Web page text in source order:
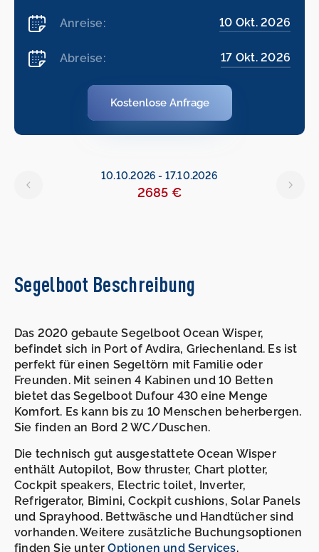
Anreise: 10 Okt. 2026
Abreise: 17 Okt. 2026
Kostenlose Anfrage
10.10.2026 - 17.10.2026
2685 €
Segelboot Beschreibung
Das 2020 gebaute Segelboot Ocean Wisper,
befindet sich in Port of Avdira, Griechenland. Es ist
perfekt für einen Segeltörn mit Familie oder
Freunden. Mit seinen 4 Kabinen und 10 Betten
bietet das Segelboot Dufour 430 eine Menge
Komfort. Es kann bis zu 10 Menschen beherbergen.
Sie finden an Bord 2 WC/Duschen.
Die technisch gut ausgestattete Ocean Wisper
enthält Autopilot, Bow thruster, Chart plotter,
Cockpit speakers, Electric toilet, Inverter,
Refrigerator, Bimini, Cockpit cushions, Solar Panels
und Sprayhood. Bettwäsche und Handtücher sind
vorhanden. Weitere zusätzliche Buchungsoptionen
finden Sie unterOptionen und Services.